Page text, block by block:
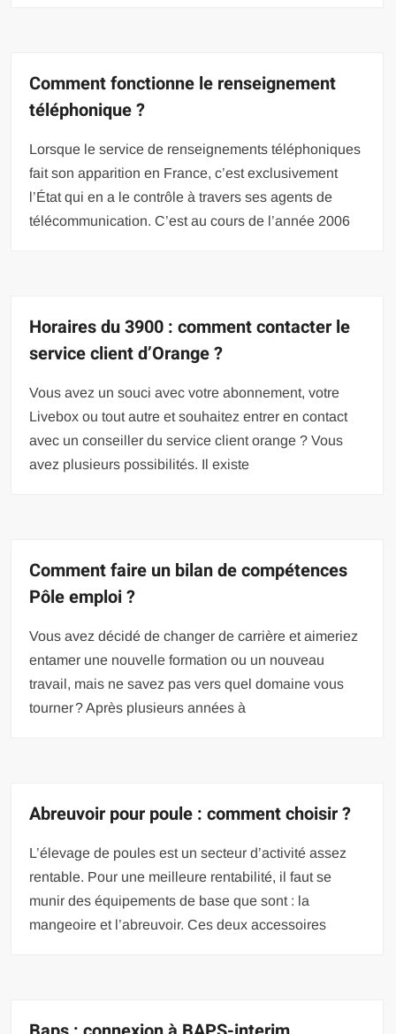
Comment fonctionne le renseignement
téléphonique ?
Lorsque le service de renseignements téléphoniques
fait son apparition en France, c’est exclusivement
l’État qui en a le contrôle à travers ses agents de
télécommunication. C’est au cours de l’année 2006
Horaires du 3900 : comment contacter le
service client d’Orange ?
Vous avez un souci avec votre abonnement, votre
Livebox ou tout autre et souhaitez entrer en contact
avec un conseiller du service client orange ? Vous
avez plusieurs possibilités. Il existe
Comment faire un bilan de compétences
Pôle emploi ?
Vous avez décidé de changer de carrière et aimeriez
entamer une nouvelle formation ou un nouveau
travail, mais ne savez pas vers quel domaine vous
tourner ? Après plusieurs années à
Abreuvoir pour poule : comment choisir ?
L’élevage de poules est un secteur d’activité assez
rentable. Pour une meilleure rentabilité, il faut se
munir des équipements de base que sont : la
mangeoire et l’abreuvoir. Ces deux accessoires